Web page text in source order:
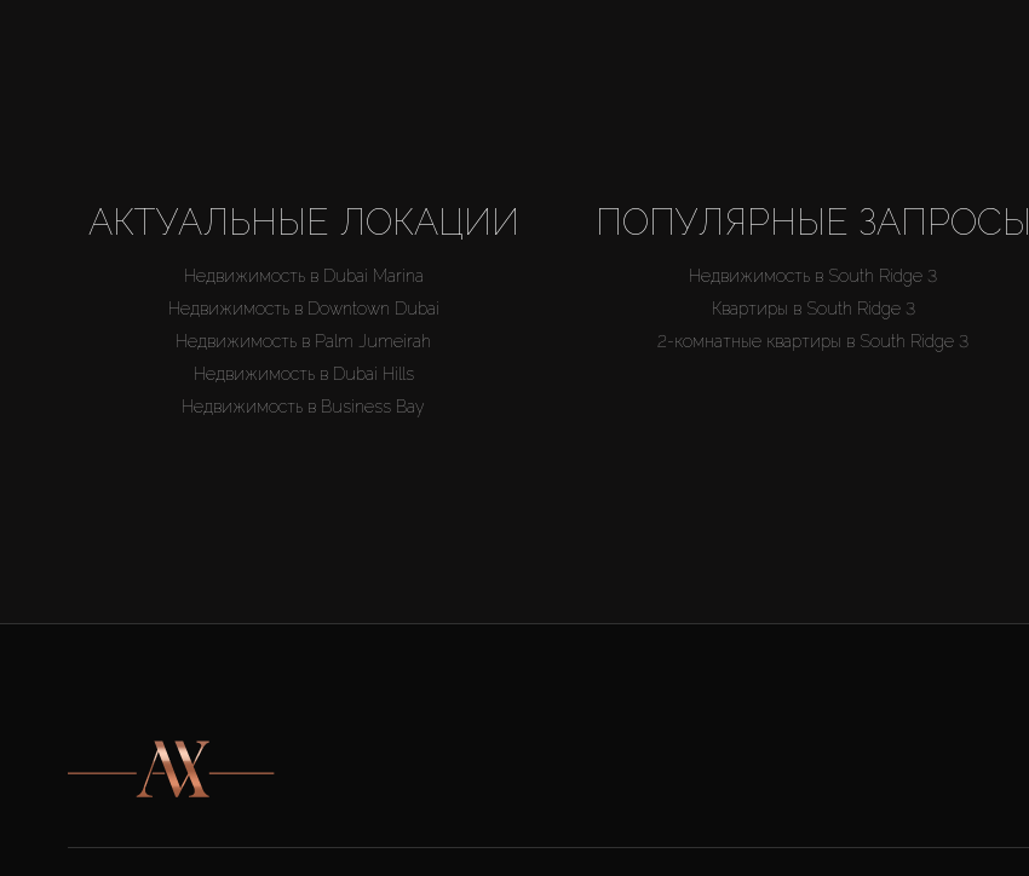
АКТУАЛЬНЫЕ ЛОКАЦИИ
Недвижимость в Dubai Marina
Недвижимость в Downtown Dubai
Недвижимость в Palm Jumeirah
Недвижимость в Dubai Hills
Недвижимость в Business Bay
ПОПУЛЯРНЫЕ ЗАПРОСЫ
Недвижимость в South Ridge 3
Квартиры в South Ridge 3
2-комнатные квартиры в South Ridge 3